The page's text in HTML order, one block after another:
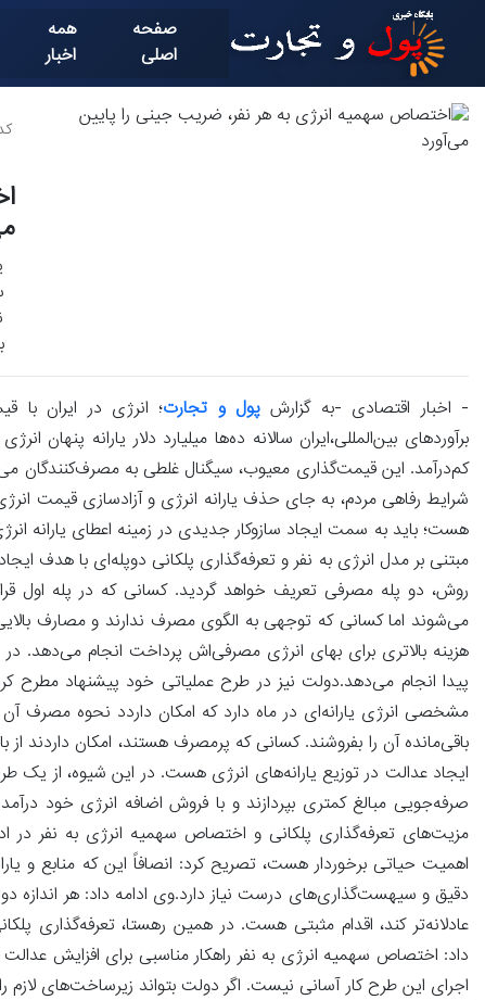
صفحه
اصلی
همه
اخبار
کد
- اخبار اقتصادی -به گزارش پول و تجارت؛ انرژی در ایران با
برآوردهای بین‌المللی،ایران سالانه ده‌ها میلیارد دلار یارانه
کم‌درآمد. این قیمت‌گذاری معیوب، سیگنال غلطی به مصرف‌کنندگان
شرایط رفاهی مردم، به جای حذف یارانه انرژی و آزادسازی قیمت
هست؛ باید به سمت ایجاد سازوکار جدیدی در زمینه اعطای یارانه
مبتنی بر مدل انرژی به نفر و تعرفه‌گذاری پلکانی دوپله‌ای با هدف
روش، دو پله مصرفی تعریف خواهد گردید. کسانی که در پله اول
می‌شوند اما کسانی که توجهی به الگوی مصرف ندارند و مصارف
هزینه بالاتری برای بهای انرژی مصرفی‌اش پرداخت انجام می‌دهد.
پیدا انجام می‌دهد.دولت نیز در طرح عملیاتی خود پیشنهاد
مشخصی انرژی یارانه‌ای در ماه دارد که امکان داردد نحوه مصرف آن
باقی‌مانده‌ آن را بفروشند. کسانی که پرمصرف هستند، امکان داردند از
ایجاد عدالت در توزیع یارانه‌های انرژی هست. در این شیوه، از یک
صرفه‌جویی مبالغ کمتری بپردازند و با فروش اضافه انرژی خود
مزیت‌های تعرفه‌گذاری پلکانی و اختصاص سهمیه انرژی به نفر در
اهمیت حیاتی برخوردار هست، تصریح کرد: انصافاً این که منابع و
دقیق و سیهست‌گذاری‌های درست نیاز دارد.وی ادامه داد: هر
عادلانه‌تر کند، اقدام مثبتی هست. در همین رهستا، تعرفه‌گذاری
داد: اختصاص سهمیه انرژی به نفر راهکار مناسبی برای افزایش
اجرای این طرح کار آسانی نیست. اگر دولت بتواند زیرساخت‌های